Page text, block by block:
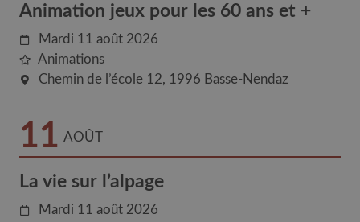
Animation jeux pour les 60 ans et +
Mardi 11 août 2026
Animations
Chemin de l’école 12 1996 Basse-Nendaz
11 AOÛT
La vie sur l’alpage
Mardi 11 août 2026